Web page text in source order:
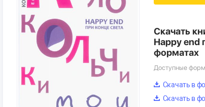
Скачать
Happy end
форматах
Доступные
Скачать в
Скачать в